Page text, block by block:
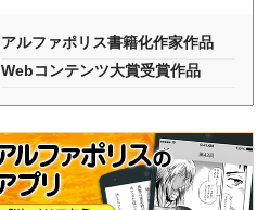
アルファポリス書籍化作家作品
Webコンテンツ大賞受賞作品